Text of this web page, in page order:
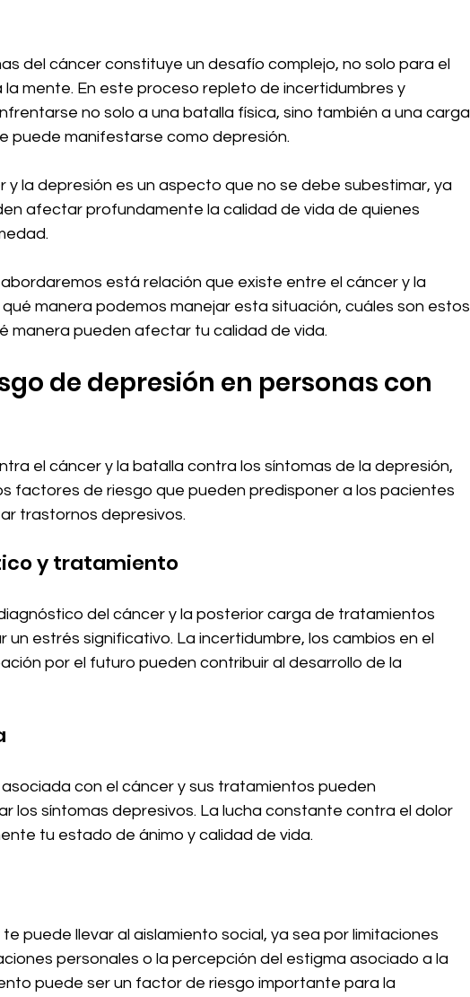
del cáncer constituye un desafío complejo, no solo para el
mente. En este proceso repleto de incertidumbres y
no solo a una batalla física, sino también a una carga
puede manifestarse como depresión.
y la depresión es un aspecto que no se debe subestimar, ya
afectar profundamente la calidad de vida de quienes
está relación que existe entre el cáncer y la
manera podemos manejar esta situación, cuáles son estos
manera pueden afectar tu calidad de vida.
de depresión en personas con
el cáncer y la batalla contra los síntomas de la depresión,
factores de riesgo que pueden predisponer a los pacientes
trastornos depresivos.
y tratamiento
del cáncer y la posterior carga de tratamientos
un estrés significativo. La incertidumbre, los cambios en el
por el futuro pueden contribuir al desarrollo de la
con el cáncer y sus tratamientos pueden
los síntomas depresivos. La lucha constante contra el dolor
tu estado de ánimo y calidad de vida.
puede llevar al aislamiento social, ya sea por limitaciones
personales o la percepción del estigma asociado a la
puede ser un factor de riesgo importante para la